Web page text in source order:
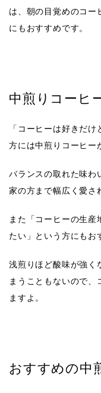
は、朝の目覚めのコー
にもおすすめです。
中煎りコーヒ
「 コーヒーは好きだ
方には中煎りコーヒー
バランスの取れた味わ
家の方まで幅広く愛さ
また「コーヒーの生産
たい 」という方にもお
浅煎りほど酸味が強く
まうこともないので
ますよ。
おすすめの中